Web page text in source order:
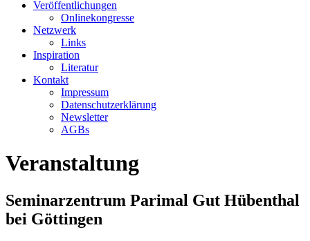
Veröffentlichungen
Onlinekongresse
Netzwerk
Links
Inspiration
Literatur
Kontakt
Impressum
Datenschutzerklärung
Newsletter
AGBs
Veranstaltung
Seminarzentrum Parimal Gut Hübenthal
bei Göttingen